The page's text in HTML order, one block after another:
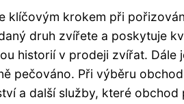
klíčovým krokem při
druh zvířete a poskytuje
historií v prodeji zvířat. Dále
pečováno. Při výběru
a další služby, které obchod